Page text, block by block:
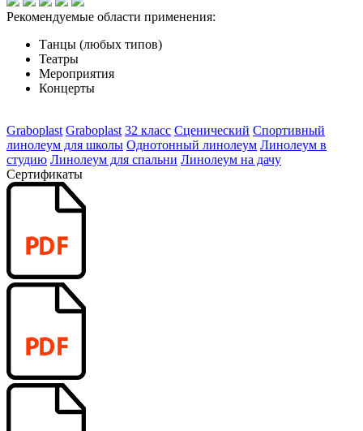
Рекомендуемые области применения:
Танцы (любых типов)
Театры
Мероприятия
Концерты
Graboplast Graboplast 32 класс Сценический Спортивный
линолеум для школы Однотонный линолеум Линолеум в
студию Линолеум для спальни Линолеум на дачу
Сертификаты